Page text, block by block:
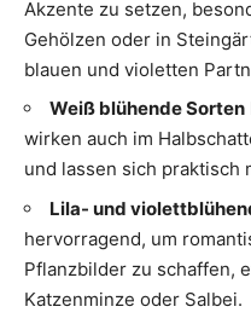
Akzente zu setzen,
Gehölzen oder in
blauen und violetten
Weiß blühende Sorten
wirken auch im
und lassen sich praktisch
Lila- und
hervorragend, um
Pflanzbilder zu schaffen,
Katzenminze oder Salbei.